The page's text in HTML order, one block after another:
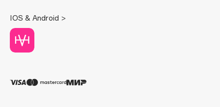
Deonica
Dessange
Dior
Dolomit
IOS & Android >